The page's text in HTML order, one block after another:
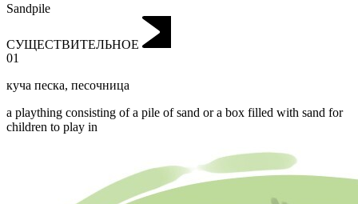
Sandpile
СУЩЕСТВИТЕЛЬНОЕ
01
куча песка, песочница
a plaything consisting of a pile of sand or a box filled with sand for
children to play in